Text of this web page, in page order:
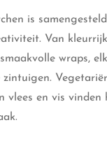
is
Van
wraps,
vlees en vis vinden